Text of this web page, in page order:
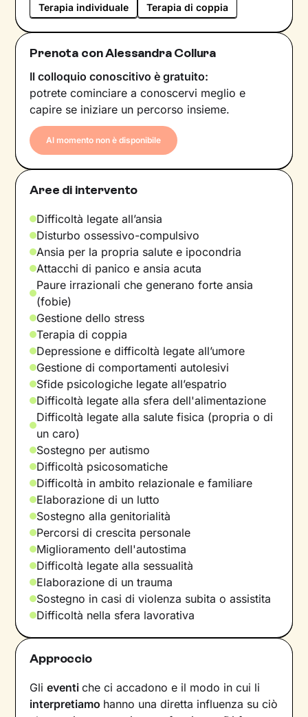
Terapia individuale Terapia di coppia
Prenota con Alessandra Collura
Il colloquio conoscitivo è gratuito:
potrete cominciare a conoscervi meglio e
capire se iniziare un percorso insieme.
Al momento non è disponibile
Aree di intervento
Difficoltà legate all’ansia
Disturbo ossessivo-compulsivo
Ansia per la propria salute e ipocondria
Attacchi di panico e ansia acuta
Paure irrazionali che generano forte ansia
(fobie)
Gestione dello stress
Terapia di coppia
Depressione e difficoltà legate all’umore
Gestione di comportamenti autolesivi
Sfide psicologiche legate all’espatrio
Difficoltà legate alla sfera dell'alimentazione
Difficoltà legate alla salute fisica (propria o di
un caro)
Sostegno per autismo
Difficoltà psicosomatiche
Difficoltà in ambito relazionale e familiare
Elaborazione di un lutto
Sostegno alla genitorialità
Percorsi di crescita personale
Miglioramento dell'autostima
Difficoltà legate alla sessualità
Elaborazione di un trauma
Sostegno in casi di violenza subita o assistita
Difficoltà nella sfera lavorativa
Approccio
Glieventiche ci accadono e il modo in cui li
interpretiamo hanno una diretta influenza su ciò